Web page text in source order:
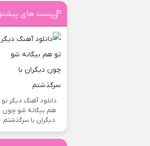
پست های
دانلود آهنگ دیگر تو
هم بیگانه شو چون
دیگران با سرگذشتم